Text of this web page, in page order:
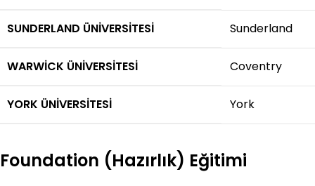
SUNDERLAND ÜNIVERSITESI Sunderland
WARWICK ÜNIVERSITESI Coventry
YORK ÜNIVERSITESI York
Foundation (Hazırlık) Eğitimi